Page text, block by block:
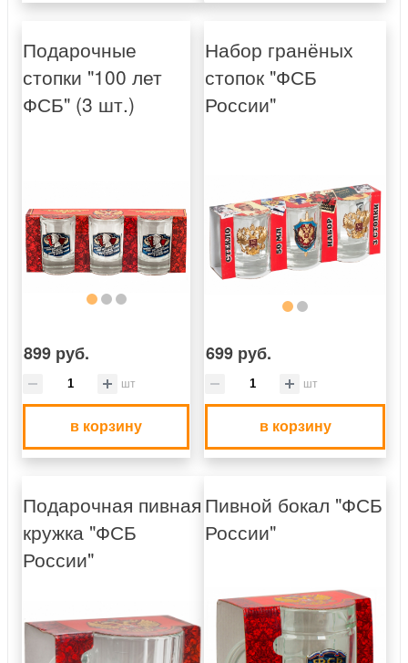
Подарочные
стопки "100 лет
ФСБ" (3 шт.)
899 руб.
шт
в корзину
Набор гранёных
стопок "ФСБ
России"
699 руб.
шт
в корзину
Подарочная пивная
кружка "ФСБ
России"
Пивной бокал "ФСБ
России"